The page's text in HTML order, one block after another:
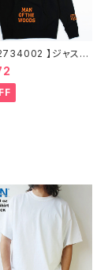
】ジャステ
バーレイク Justin
MAN
パーカー
アーティスト スウ